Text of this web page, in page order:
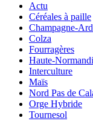
Actu
Céréales à paille
Champagne-
Colza
Fourragères
Haute-
Interculture
Maïs
Nord Pas de
Orge Hybride
Tournesol